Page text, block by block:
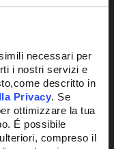
necessari per
i nostri servizi e
descritto in
Privacy. Se
ottimizzare la tua
É possibile
compreso il